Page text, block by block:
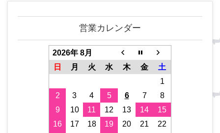
営業カレンダー
2026年 8月
日
月 火 水 木 金
土
1
2
3 4 5 6 7
8
9
10 11 12 13 14
15
16
17 18 19 20 21
22